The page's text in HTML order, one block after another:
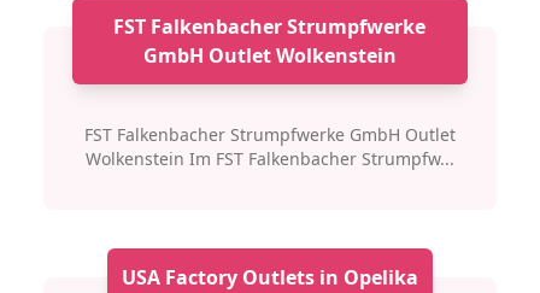
FST Falkenbacher Strumpfwerke
GmbH Outlet Wolkenstein
FST Falkenbacher Strumpfwerke GmbH Outlet
Wolkenstein Im FST Falkenbacher Strumpfw...
USA Factory Outlets in Opelika